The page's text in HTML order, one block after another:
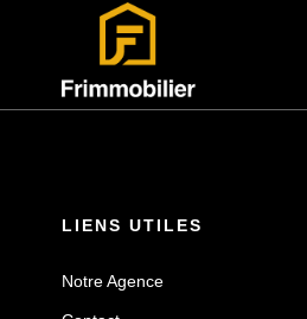
LIENS UTILES
Notre Agence